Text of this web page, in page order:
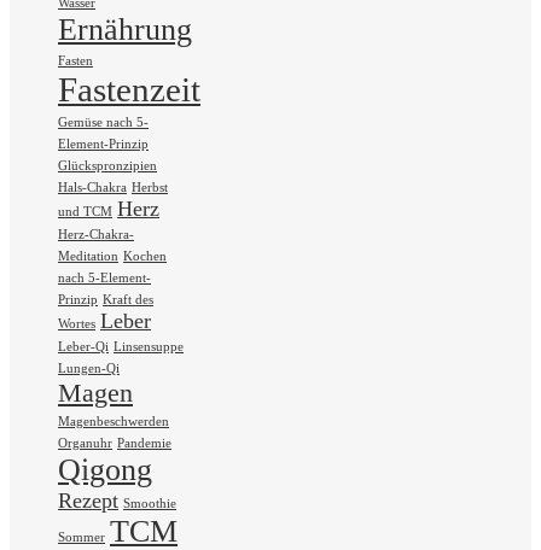
Ernährung
Fasten
Fastenzeit
Gemüse nach 5-
Element-Prinzip
Glückspronzipien
Hals-Chakra Herbst
und TCM Herz
Herz-Chakra-
Meditation Kochen
nach 5-Element-
Prinzip Kraft des
Wortes Leber
Leber-Qi Linsensuppe
Lungen-Qi
Magen
Magenbeschwerden
Organuhr Pandemie
Qigong
Rezept Smoothie
Sommer TCM